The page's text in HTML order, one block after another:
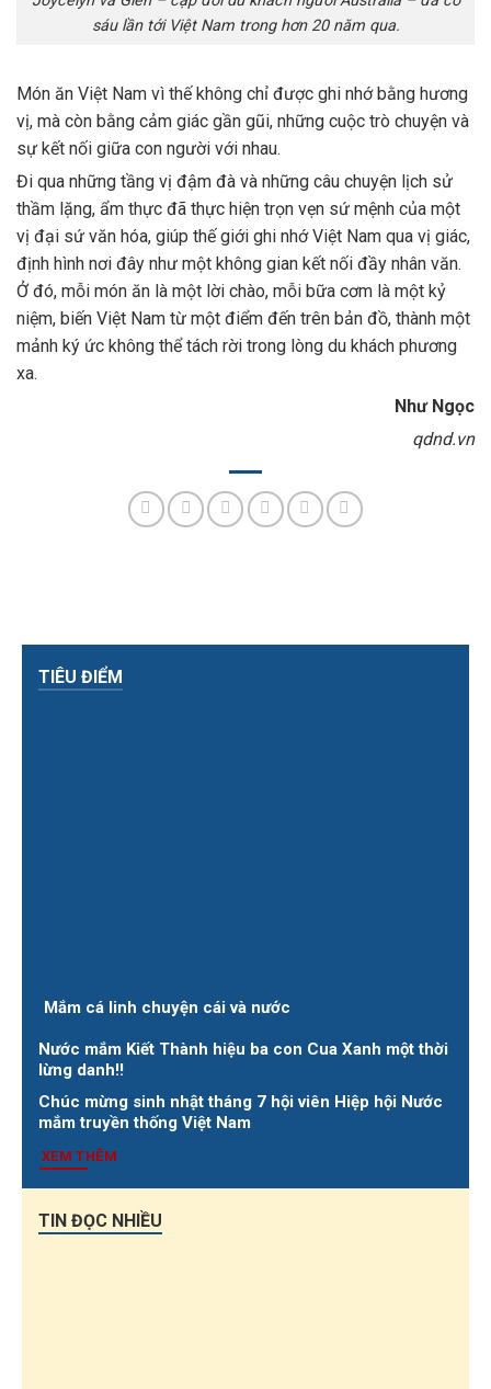
sáu lần tới Việt Nam trong hơn 20 năm qua.
Món ăn Việt Nam vì thế không chỉ được ghi nhớ bằng hương
vị, mà còn bằng cảm giác gần gũi, những cuộc trò chuyện và
sự kết nối giữa con người với nhau.
Đi qua những tầng vị đậm đà và những câu chuyện lịch sử
thầm lặng, ẩm thực đã thực hiện trọn vẹn sứ mệnh của một
vị đại sứ văn hóa, giúp thế giới ghi nhớ Việt Nam qua vị giác,
định hình nơi đây như một không gian kết nối đầy nhân văn.
Ở đó, mỗi món ăn là một lời chào, mỗi bữa cơm là một kỷ
niệm, biến Việt Nam từ một điểm đến trên bản đồ, thành một
mảnh ký ức không thể tách rời trong lòng du khách phương
xa.
Như Ngọc
qdnd.vn
TIÊU ĐIỂM
Mắm cá linh chuyện cái và nước
Nước mắm Kiết Thành hiệu ba con Cua Xanh một thời
lừng danh!!
Chúc mừng sinh nhật tháng 7 hội viên Hiệp hội Nước
mắm truyền thống Việt Nam
XEM THÊM
TIN ĐỌC NHIỀU